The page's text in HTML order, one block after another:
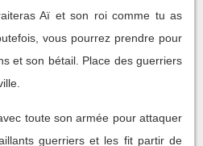
Aï et son roi comme tu as
vous pourrez prendre pour
et son bétail. Place des guerriers
toute son armée pour attaquer
guerriers et les fit partir de